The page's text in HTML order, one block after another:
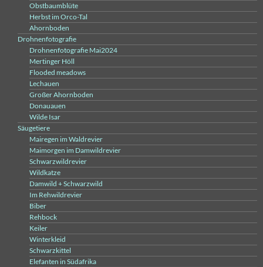
Obstbaumblüte
Herbst im Orco-Tal
Ahornboden
Drohnenfotografie
Drohnenfotografie Mai2024
Mertinger Höll
Flooded meadows
Lechauen
Großer Ahornboden
Donauauen
Wilde Isar
Säugetiere
Mairegen im Waldrevier
Maimorgen im Damwildrevier
Schwarzwildrevier
Wildkatze
Damwild + Schwarzwild
Im Rehwildrevier
Biber
Rehbock
Keiler
Winterkleid
Schwarzkittel
Elefanten in Südafrika